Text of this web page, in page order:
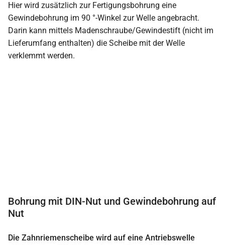
Hier wird zusätzlich zur Fertigungsbohrung eine
Gewindebohrung im 90 °-Winkel zur Welle angebracht.
Darin kann mittels Madenschraube/Gewindestift (nicht im
Lieferumfang enthalten) die Scheibe mit der Welle
verklemmt werden.
Bohrung mit DIN-Nut und Gewindebohrung auf
Nut
Die Zahnriemenscheibe wird auf eine Antriebswelle